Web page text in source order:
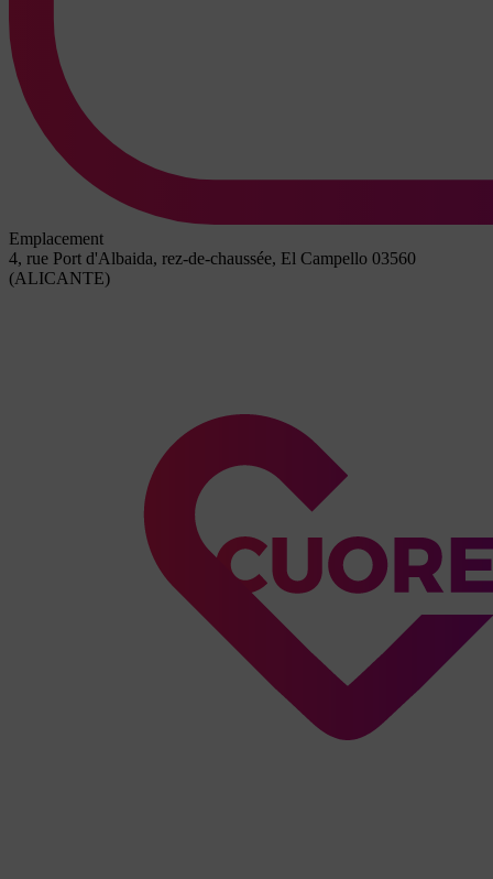
Emplacement
4, rue Port d'Albaida, rez-de-chaussée, El Campello 03560
(ALICANTE)